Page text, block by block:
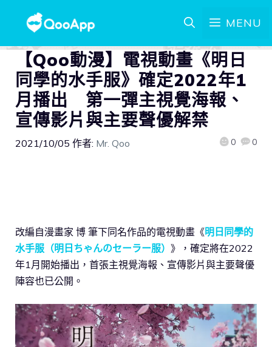
MENU
【Qoo動漫】電視動畫《明日
同學的水手服》確定2022年1
月播出 第一彈主視覺海報、
宣傳影片與主要聲優解禁
2021/10/05 作者: Mr. Qoo 0 0
改編自漫畫家 博 筆下同名作品的電視動畫《明日同學的
水手服（明日ちゃんのセーラー服） 》，確定將在2022
年1月開始播出，首張主視覺海報、宣傳影片與主要聲優
陣容也已公開。